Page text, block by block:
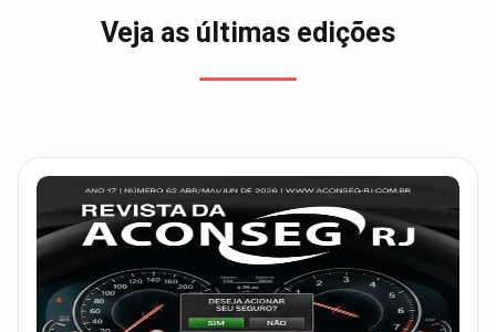
Veja as últimas edições